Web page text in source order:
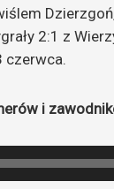
2:1 z
czerwca.
i